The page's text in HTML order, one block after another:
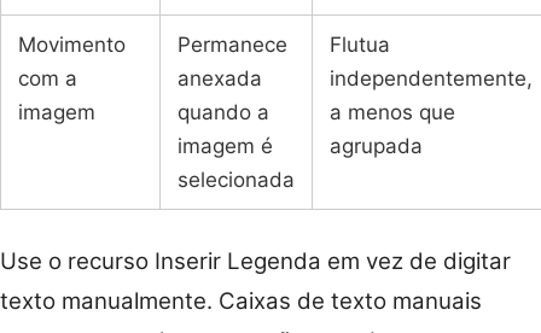
Movimento
com a
imagem
Permanece
anexada
quando a
imagem é
selecionada
Flutua
independentemente,
a menos que
agrupada
Use o recurso Inserir Legenda em vez de digitar
texto manualmente. Caixas de texto manuais